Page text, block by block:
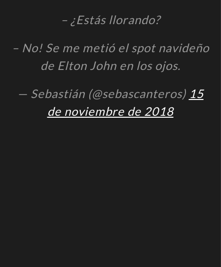
– ¿Estás llorando?
– No! Se me metió el spot navideño
de Elton John en los ojos.
— Sebastián (@sebascanteros) 15
de noviembre de 2018